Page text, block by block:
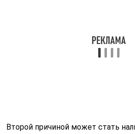
диареей. Непереносимость
подобные детским симптомам и у
именно: